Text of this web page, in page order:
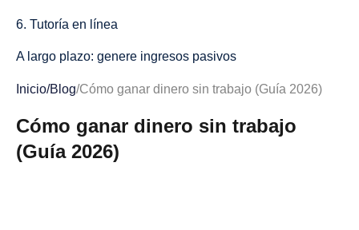
6. Tutoría en línea
A largo plazo: genere ingresos pasivos
7. Inicie los canales de YouTube
8. Blogs y marketing de afiliación
9. Cursos en línea
Inicio/Blog/Cómo ganar dinero sin trabajo (Guía 2026)
Cómo ganar dinero sin trabajo
(Guía 2026)